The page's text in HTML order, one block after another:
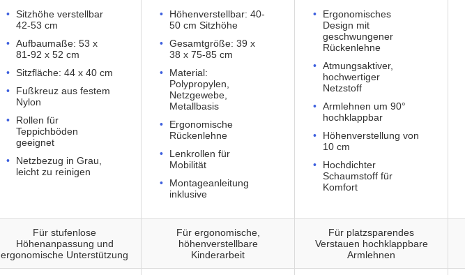
Sitzhöhe verstellbar
42-53 cm
Aufbaumaße: 53 x
81-92 x 52 cm
Sitzfläche: 44 x 40 cm
Fußkreuz aus festem
Nylon
Rollen für
Teppichböden
geeignet
Netzbezug in Grau,
leicht zu reinigen
Höhenverstellbar: 40-
50 cm Sitzhöhe
Gesamtgröße: 39 x
38 x 75-85 cm
Material:
Polypropylen,
Netzgewebe,
Metallbasis
Ergonomische
Rückenlehne
Lenkrollen für
Mobilität
Montageanleitung
inklusive
Ergonomisches
Design mit
geschwungener
Rückenlehne
Atmungsaktiver,
hochwertiger
Netzstoff
Armlehnen um 90°
hochklappbar
Höhenverstellung von
10 cm
Hochdichter
Schaumstoff für
Komfort
Für stufenlose
Höhenanpassung und
ergonomische Unterstützung
Für ergonomische,
höhenverstellbare
Kinderarbeit
Für platzsparendes
Verstauen hochklappbare
Armlehnen